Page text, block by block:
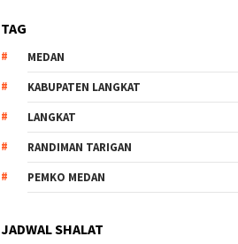
TAG
MEDAN
KABUPATEN LANGKAT
LANGKAT
RANDIMAN TARIGAN
PEMKO MEDAN
JADWAL SHALAT